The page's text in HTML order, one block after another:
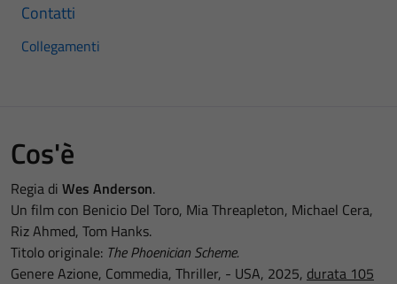
Contatti
Collegamenti
Cos'è
Regia di Wes Anderson.
Un film con Benicio Del Toro, Mia Threapleton, Michael Cera,
Riz Ahmed, Tom Hanks.
Titolo originale: The Phoenician Scheme.
Genere Azione, Commedia, Thriller, - USA, 2025, durata 105